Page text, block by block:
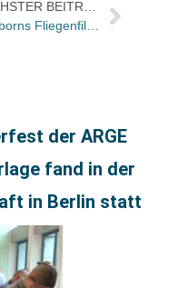
der ARGE
fand in der
in Berlin statt